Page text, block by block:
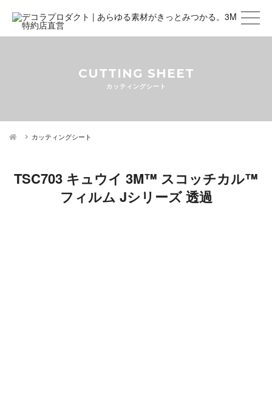
CUTTING SHEET
カッティングシート
カッティングシート
TSC703 キュウイ 3M™ スコッチカル™
フィルム Jシリーズ 透過